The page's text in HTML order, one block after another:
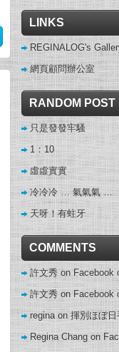
LINKS
REGINALOG's
網頁顧問辦公室
RANDOM POST
只是發發牢騷
1：10
虛虛實實
冷冷冷 … 氣氣氣 …
天呀！有蛀牙
COMMENTS
許文秀 on Facebook
許文秀 on Facebook
reginaon揮別ほぼ
Regina Chang on